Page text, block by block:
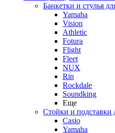
Банкетки и стулья
Yamaha
Vision
Athletic
Fotura
Flight
Fleet
NUX
Rin
Rockdale
Soundking
Еще
Стойки и
Casio
Yamaha